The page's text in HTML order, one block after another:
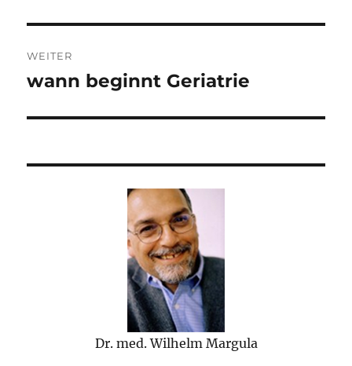
WEITER
Nächster
wann beginnt Geriatrie
Dr. med. Wilhelm Margula